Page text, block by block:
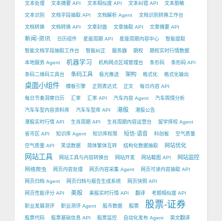
文本处理 文本摘要 API 文本相似度 API 文本纠错 API 文本脱敏
文本识别 文档字段抽取 API 文档解析 Agent 文档识别转换工作台
文档转换 文档转换 API 文章封面 文章抽取 API 文章摘要 API
新闻-资讯 日历组件 星座周期 API 星座周期内容中心 智能提取
智能文档字段抽取工作台 智能纠正 服务器 期权 期权实时行情数据
本地服务 Agent 机器学习 机构网点区域管理台 条形码 条形码 API
条码二维码工具台 条码工具 极光推送 架构 格式化 格式化输出
桌面小组件 模板引擎 正则表达式 正文 每日内容 API
每日节奏洞察日历 汇率 汇率 API 汽车内容 Agent 汽车舆情分析
汽车车型内容资料库 汽车车型库 API 港股 港股公告
港股实时行情 API 生肖周期 API 生肖周期内容运营台 留学择校 Agent
省市区 API 知识库 Agent 知识库权限 短信-语音 科创板 空气质量
空气质量 API 笑话数据 简体繁体互转 结构化数据抽取 网站优化
网站工具 网站工具与内容转换台 网站开发 网站截图 API
网站监控
网络爬虫
网页内容处理 网页内容采集 Agent 网页可读内容抽取 API
网页归档 Agent 网页归档与报告生成系统 网页快照 API
网页性能评分 API 美股 美股实时行情 API 翻译 考题相似度 API
职业发展测评 职业测评 Agent 股市数据 股票 股票-证券
股票代码 股票基础信息 API 股票监控 自动化发布 Agent 英文翻译